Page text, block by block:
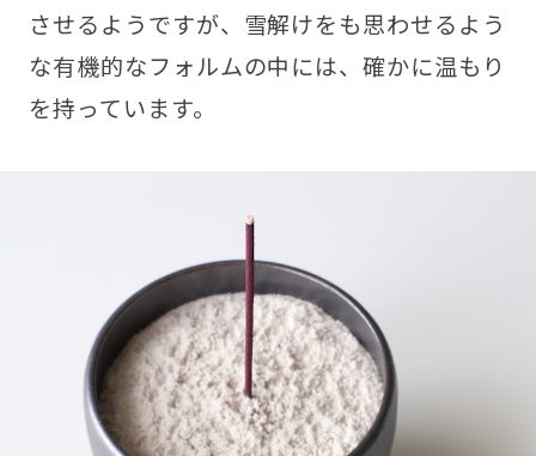
させるようですが、雪解けをも思わせるよう
な有機的なフォルムの中には、確かに温もり
を持っています。